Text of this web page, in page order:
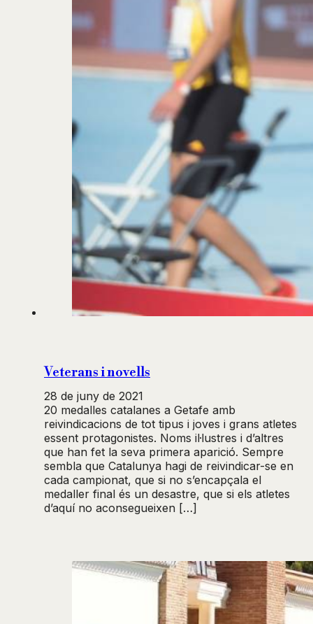
Veterans i novells
28 de juny de 2021
20 medalles catalanes a Getafe amb
reivindicacions de tot tipus i joves i grans atletes
essent protagonistes. Noms il·lustres i d’altres
que han fet la seva primera aparició. Sempre
sembla que Catalunya hagi de reivindicar-se en
cada campionat, que si no s’encapçala el
medaller final és un desastre, que si els atletes
d’aquí no aconsegueixen […]